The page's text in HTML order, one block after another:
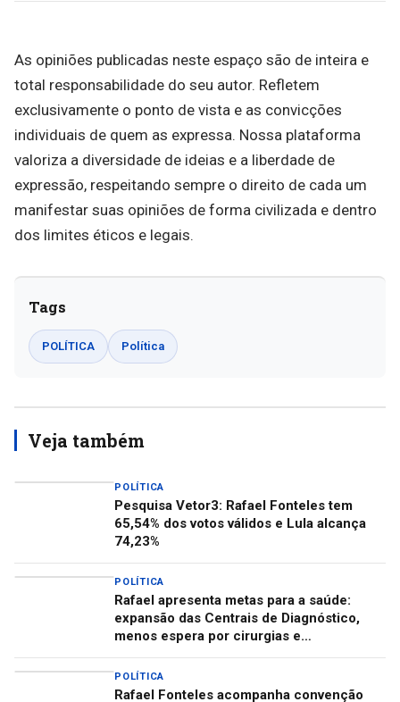
As opiniões publicadas neste espaço são de inteira e
total responsabilidade do seu autor. Refletem
exclusivamente o ponto de vista e as convicções
individuais de quem as expressa. Nossa plataforma
valoriza a diversidade de ideias e a liberdade de
expressão, respeitando sempre o direito de cada um
manifestar suas opiniões de forma civilizada e dentro
dos limites éticos e legais.
Tags
POLÍTICA Política
Veja também
POLÍTICA
Pesquisa Vetor3: Rafael Fonteles tem
65,54% dos votos válidos e Lula alcança
74,23%
POLÍTICA
Rafael apresenta metas para a saúde:
expansão das Centrais de Diagnóstico,
menos espera por cirurgias e
descentralização do Centro de Autismo
POLÍTICA
Rafael Fonteles acompanha convenção